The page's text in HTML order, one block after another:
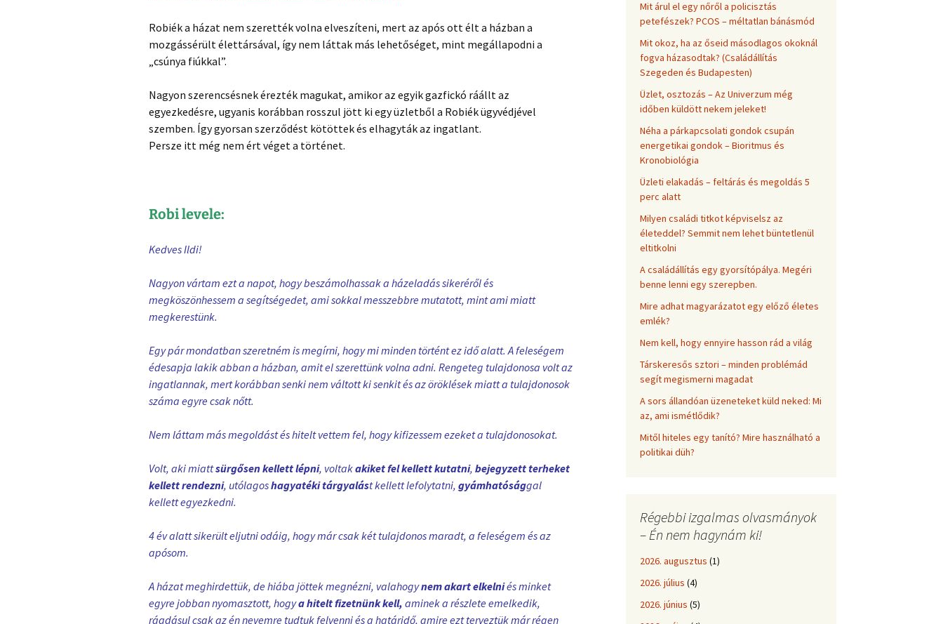
Robiék a házat nem szerették volna elveszíteni, mert az após ott élt a házban a
mozgássérült élettársával, így nem láttak más lehetőséget, mint megállapodni a
„csúnya fiúkkal”.
Nagyon szerencsésnek érezték magukat, amikor az egyik gazfickó ráállt az
egyezkedésre, ugyanis korábban rosszul jött ki egy üzletből a Robiék ügyvédjével
szemben. Így gyorsan szerződést kötöttek és elhagyták az ingatlant.
Persze itt még nem ért véget a történet.
Robi levele:
Kedves Ildi!
Nagyon vártam ezt a napot, hogy beszámolhassak a házeladás sikeréről és
megköszönhessem a segítségedet, ami sokkal messzebbre mutatott, mint ami miatt
megkerestünk.
Egy pár mondatban szeretném is megírni, hogy mi minden történt ez idő alatt. A feleségem
édesapja lakik abban a házban, amit el szerettünk volna adni. Rengeteg tulajdonosa volt az
ingatlannak, mert korábban senki nem váltott ki senkit és az öröklések miatt a tulajdonosok
száma egyre csak nőtt.
Nem láttam más megoldást és hitelt vettem fel, hogy kifizessem ezeket a tulajdonosokat.
Volt, aki miattsürgősen kellett lépni, voltakakiket fel kellett kutatni, bejegyzett terheket
kellett rendezni, utólagoshagyatéki tárgyalást kellett lefolytatni, gyámhatósággal
kellett egyezkedni.
4 év alatt sikerült eljutni odáig, hogy már csak két tulajdonos maradt, a feleségem és az
apósom.
A házat meghirdettük, de hiába jöttek megnézni, valahogynem akart elkelniés minket
egyre jobban nyomasztott, hogya hitelt fizetnünk kell, aminek a részlete emelkedik,
ráadásul csak az én nevemre tudtuk felvenni és a határidő, amire ezt terveztük már régen
Mit árul el egy nőről a policisztás
petefészek? PCOS – méltatlan bánásmód
Mit okoz, ha az őseid másodlagos okoknál
fogva házasodtak? (Családállítás
Szegeden és Budapesten)
Üzlet, osztozás – Az Univerzum még
időben küldött nekem jeleket!
Néha a párkapcsolati gondok csupán
energetikai gondok – Bioritmus és
Kronobiológia
Üzleti elakadás – feltárás és megoldás 5
perc alatt
Milyen családi titkot képviselsz az
életeddel? Semmit nem lehet büntetlenül
eltitkolni
A családállítás egy gyorsítópálya. Megéri
benne lenni egy szerepben.
Mire adhat magyarázatot egy előző életes
emlék?
Nem kell, hogy ennyire hasson rád a világ
Társkeresős sztori – minden problémád
segít megismerni magadat
A sors állandóan üzeneteket küld neked: Mi
az, ami ismétlődik?
Mitől hiteles egy tanító? Mire használható a
politikai düh?
Régebbi izgalmas olvasmányok
– Én nem hagynám ki!
2026. augusztus (1)
2026. július (4)
2026. június (5)